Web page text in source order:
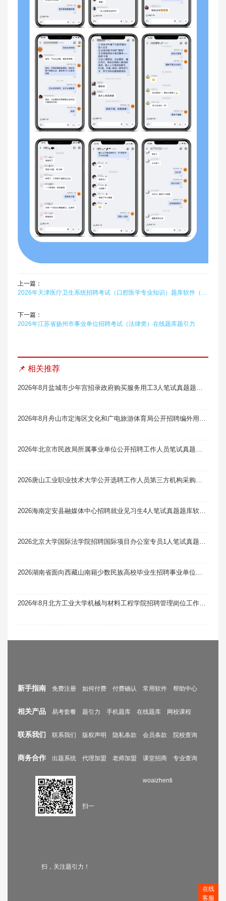
上一篇：
2026年天津医疗卫生系统招聘考试（口腔医学专业知识）题库软件（硕士）题引力
下一篇：
2026年江苏省扬州市事业单位招聘考试（法律类）在线题库题引力
📌 相关推荐
新手指南 免费注册 如何付费 付费确认 常用软件 帮助中心
相关产品 易考套餐 题引力 手机题库 在线题库 网校课程
联系我们 联系我们 版权声明 隐私条款 会员条款 院校查询
商务合作 出题系统 代理加盟 老师加盟 课堂招商 专业查询
扫一
扫，关注题引力！
woaizhenti
在线
客服